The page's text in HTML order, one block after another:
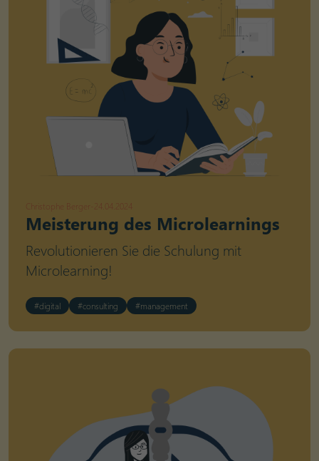
Christophe Berger 24.04.2024
Meisterung des Microlearnings
Revolutionieren Sie die Schulung mit
Microlearning!
#digital #consulting #management